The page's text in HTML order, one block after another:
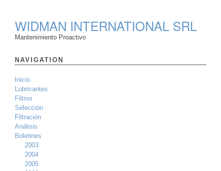
WIDMAN INTERNATIONAL SRL
Mantenimiento Proactivo
NAVIGATION
Inicio
Lubricantes
Filtros
Selección
Filtración
Análisis
Boletines
2003
2004
2005